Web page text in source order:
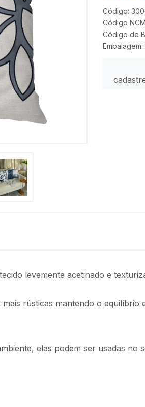
Código:
Código
Código de
Embalagem:
levemente acetinado e
rústicas mantendo o
elas podem ser usadas